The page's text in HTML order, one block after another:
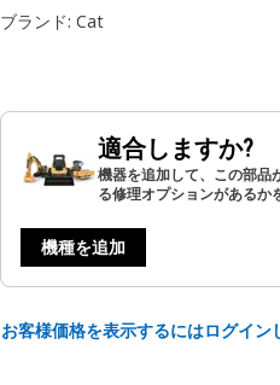
ブランド: Cat
適合しますか?
機器を追加して、この部品
る修理オプションがあるか
機種を追加
お客様価格を表示するにはログイン